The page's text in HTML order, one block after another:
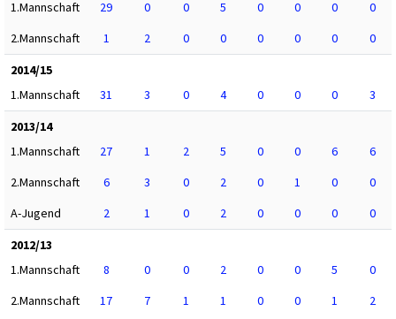
1.Mannschaft 29 0 0 5 0 0 0
0
2.Mannschaft
1 2 0 0 0 0 0
0
2014/15
1.Mannschaft
31 3 0 4 0 0 0
3
2013/14
1.Mannschaft
27 1 2 5 0 0 6
6
2.Mannschaft
6 3 0 2 0 1 0
0
A-Jugend
2 1 0 2 0 0 0
0
2012/13
1.Mannschaft
8 0 0 2 0 0 5
0
2.Mannschaft
17 7 1 1 0 0 1
2